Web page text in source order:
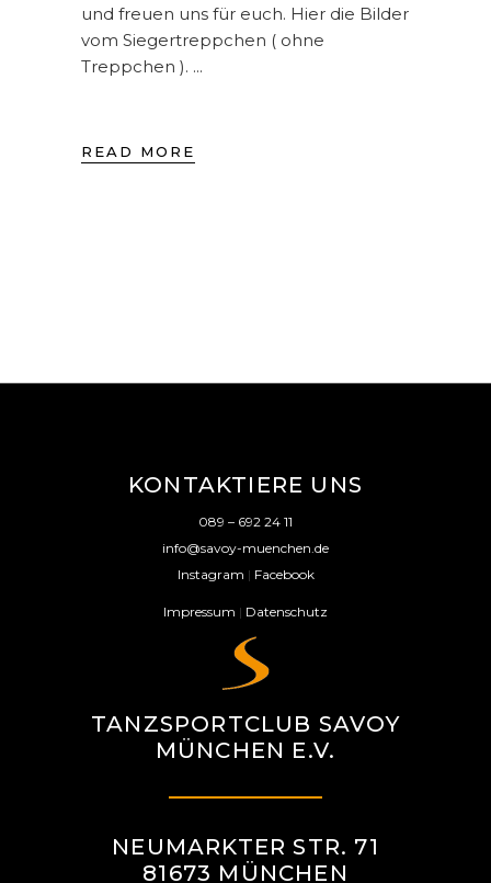
und freuen uns für euch. Hier die Bilder
vom Siegertreppchen ( ohne
Treppchen ).
READ MORE
KONTAKTIERE UNS
089 – 692 24 11
info@savoy-muenchen.de
Instagram | Facebook
Impressum | Datenschutz
TANZSPORTCLUB SAVOY
MÜNCHEN E.V.
NEUMARKTER STR. 71
81673 MÜNCHEN